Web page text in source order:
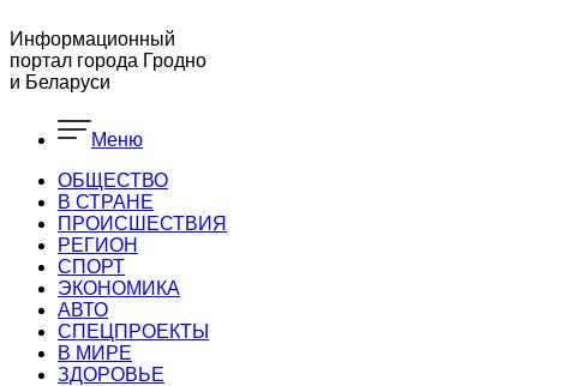
Информационный
портал города Гродно
и Беларуси
Меню
ОБЩЕСТВО
В СТРАНЕ
ПРОИСШЕСТВИЯ
РЕГИОН
CПОРТ
ЭКОНОМИКА
АВТО
СПЕЦПРОЕКТЫ
В МИРЕ
ЗДОРОВЬЕ